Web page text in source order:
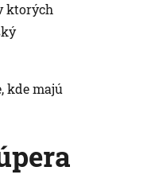
ktorých
kde majú